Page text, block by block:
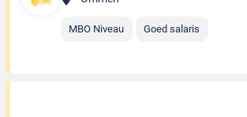
MBO Niveau Goed salaris